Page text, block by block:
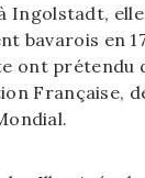
Ingolstadt,
bavarois en
ont prétendu
Française,